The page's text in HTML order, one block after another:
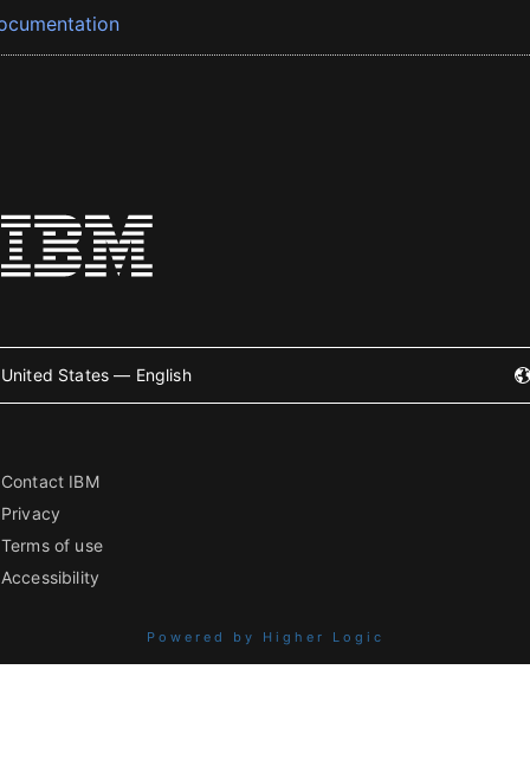
United States — English
Contact IBM
Privacy
Terms of use
Accessibility
Powered by Higher Logic